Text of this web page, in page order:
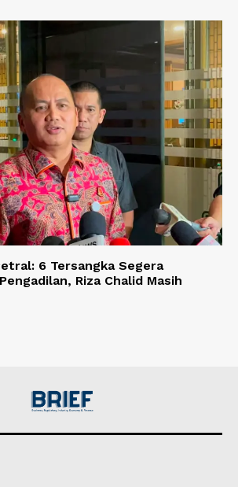
6 Tersangka Segera
Riza Chalid Masih